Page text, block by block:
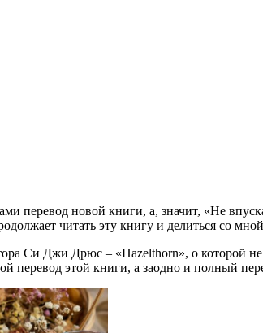
перевод новой книги, а, значит, «Не
читать эту книгу и делиться со
Си Джи Дрюс – «Hazelthorn», о которой не
перевод этой книги, а заодно и полный